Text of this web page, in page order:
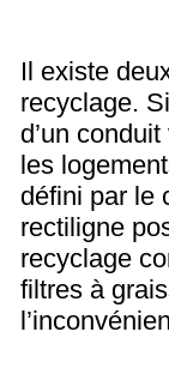
Il existe
recyclage.
d’un
les
défini par le
rectiligne
recyclage
filtres à